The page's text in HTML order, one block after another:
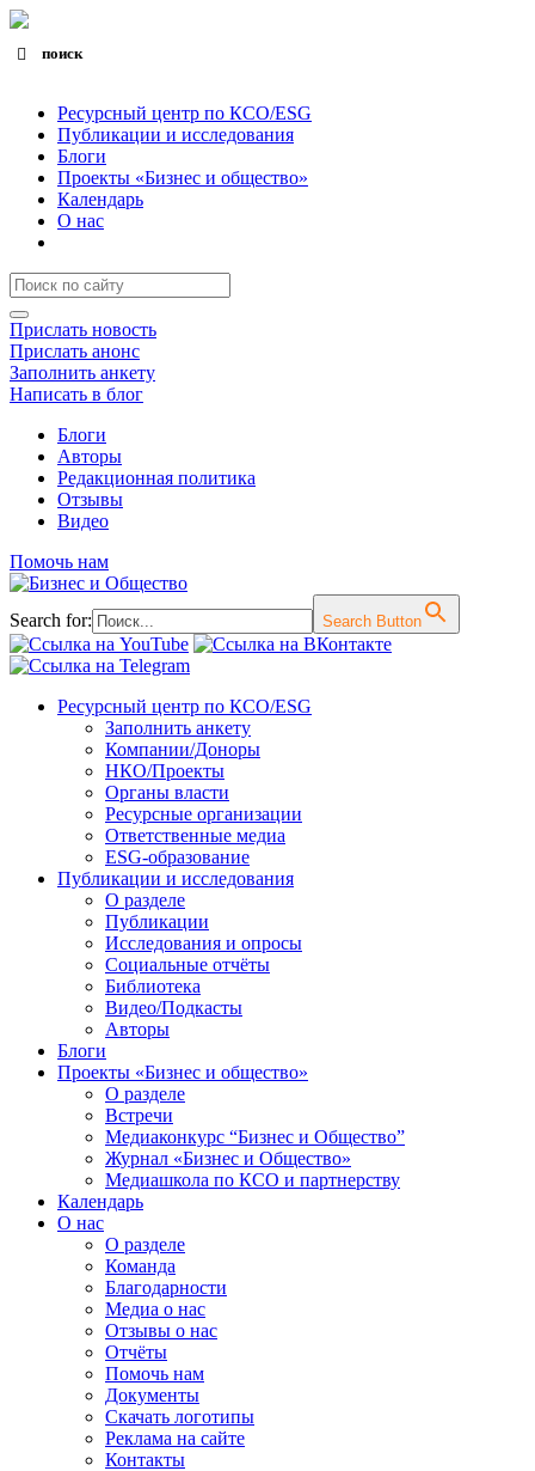
поиск
Ресурсный центр по КСО/ESG
Публикации и исследования
Блоги
Проекты «Бизнес и общество»
Календарь
О нас
Прислать новость
Прислать анонс
Заполнить анкету
Написать в блог
Блоги
Авторы
Редакционная политика
Отзывы
Видео
Помочь нам
Search for: Search Button
Перейти
содержимому
Ресурсный центр по КСО/ESG
Заполнить анкету
Компании/Доноры
НКО/Проекты
Органы власти
Ресурсные организации
Ответственные медиа
ESG-образование
Публикации и исследования
О разделе
Публикации
Исследования и опросы
Социальные отчёты
Библиотека
Видео/Подкасты
Авторы
Блоги
Проекты «Бизнес и общество»
О разделе
Встречи
Медиаконкурс “Бизнес и Общество”
Журнал «Бизнес и Общество»
Медиашкола по КСО и партнерству
Календарь
О нас
О разделе
Команда
Благодарности
Медиа о нас
Отзывы о нас
Отчёты
Помочь нам
Документы
Скачать логотипы
Реклама на сайте
Контакты